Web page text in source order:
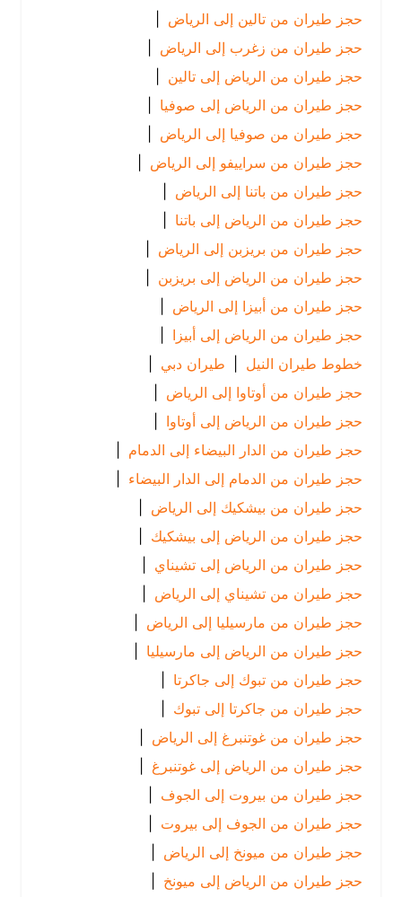
حجز طيران من تالين إلى الرياض
|
حجز طيران من زغرب إلى الرياض
|
حجز طيران من الرياض إلى تالين
|
حجز طيران من الرياض إلى صوفيا
|
حجز طيران من صوفيا إلى الرياض
|
حجز طيران من سراييفو إلى الرياض
|
حجز طيران من باتنا إلى الرياض
|
حجز طيران من الرياض إلى باتنا |
حجز طيران من بريزبن إلى الرياض
|
حجز طيران من الرياض إلى بريزبن |
حجز طيران من أبيزا إلى الرياض
|
حجز طيران من الرياض إلى أبيزا
خطوط طيران النيل | طيران دبي |
حجز طيران من أوتاوا إلى الرياض
|
حجز طيران من الرياض إلى أوتاوا |
حجز طيران من الدار البيضاء إلى الدمام
|
حجز طيران من الدمام إلى الدار البيضاء |
حجز طيران من بيشكيك إلى الرياض
|
حجز طيران من الرياض إلى بيشكيك |
حجز طيران من الرياض إلى تشيناي |
حجز طيران من تشيناي إلى الرياض
|
حجز طيران من مارسيليا إلى الرياض
|
حجز طيران من الرياض إلى مارسيليا |
حجز طيران من تبوك إلى جاكرتا
|
حجز طيران من جاكرتا إلى تبوك
|
حجز طيران من غوتنبرغ إلى الرياض
|
حجز طيران من الرياض إلى غوتنبرغ |
حجز طيران من بيروت إلى الجوف |
حجز طيران من الجوف إلى بيروت
|
حجز طيران من ميونخ إلى الرياض
|
حجز طيران من الرياض إلى ميونخ |